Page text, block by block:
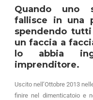
Quando uno
fallisce in una
spendendo
un faccia a
lo abbia
imprenditore.
Uscito nell’Ottobre 2013
finire nel dimenticatoio e